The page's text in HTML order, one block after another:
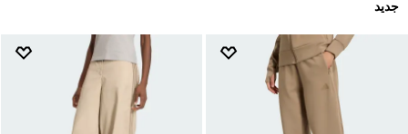
جديد